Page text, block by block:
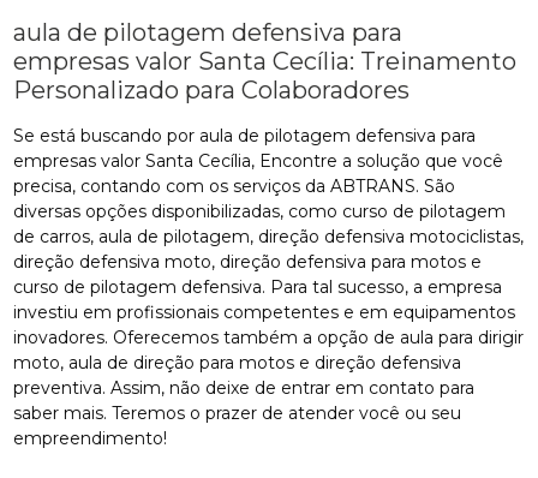
aula de pilotagem defensiva para
empresas valor Santa Cecília: Treinamento
Personalizado para Colaboradores
Se está buscando por aula de pilotagem defensiva para
empresas valor Santa Cecília, Encontre a solução que você
precisa, contando com os serviços da ABTRANS. São
diversas opções disponibilizadas, como curso de pilotagem
de carros, aula de pilotagem, direção defensiva motociclistas,
direção defensiva moto, direção defensiva para motos e
curso de pilotagem defensiva. Para tal sucesso, a empresa
investiu em profissionais competentes e em equipamentos
inovadores. Oferecemos também a opção de aula para dirigir
moto, aula de direção para motos e direção defensiva
preventiva. Assim, não deixe de entrar em contato para
saber mais. Teremos o prazer de atender você ou seu
empreendimento!